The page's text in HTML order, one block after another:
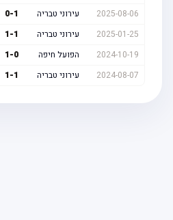
2025-08-06
עירוני טבריה 0
2025-01-25
עירוני טבריה 1
2024-10-19
הפועל חיפה 1
2024-08-07
עירוני טבריה 1